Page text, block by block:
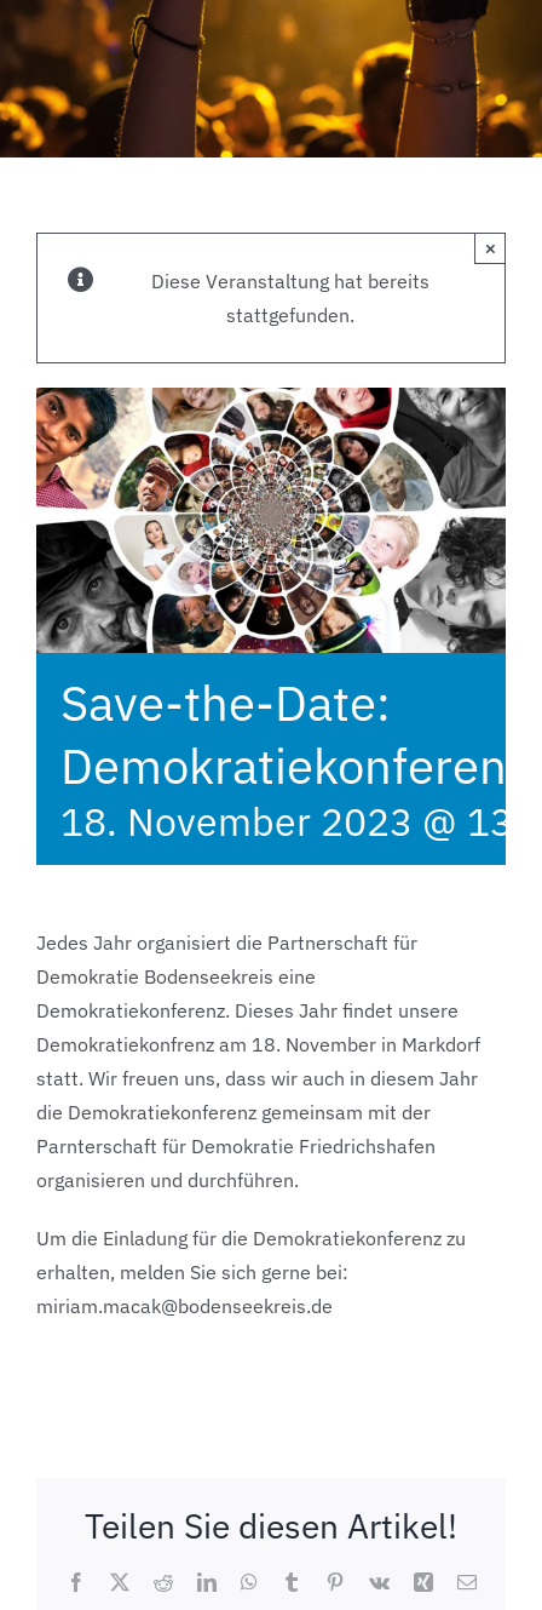
Diese Veranstaltung hat bereits
stattgefunden.
×
Save-the-Date:
Demokratiekonferenz
18. November 2023 @
Jedes Jahr organisiert die Partnerschaft für
Demokratie Bodenseekreis eine
Demokratiekonferenz. Dieses Jahr findet unsere
Demokratiekonfrenz am 18. November in Markdorf
statt. Wir freuen uns, dass wir auch in diesem Jahr
die Demokratiekonferenz gemeinsam mit der
Parnterschaft für Demokratie Friedrichshafen
organisieren und durchführen.
Um die Einladung für die Demokratiekonferenz zu
erhalten, melden Sie sich gerne bei:
miriam.macak@bodenseekreis.de
Teilen Sie diesen Artikel!
Facebook
X RedditLinkedInWhatsApp
TumblrPinterest
Vk Xing E-